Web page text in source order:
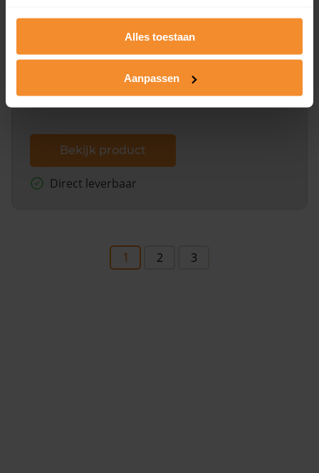
Alles toestaan
Aanpassen
Een uitgebreid overzicht van het perceel en
dit inclusief de luchtfoto!
Bekijk product
Direct leverbaar
1 2 3